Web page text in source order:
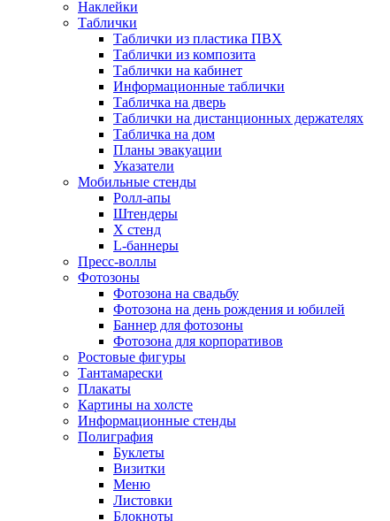
Наклейки
Таблички
Таблички из пластика ПВХ
Таблички из композита
Таблички на кабинет
Информационные таблички
Табличка на дверь
Таблички на дистанционных держателях
Табличка на дом
Планы эвакуации
Указатели
Мобильные стенды
Ролл-апы
Штендеры
Х стенд
L-баннеры
Пресс-воллы
Фотозоны
Фотозона на свадьбу
Фотозона на день рождения и юбилей
Баннер для фотозоны
Фотозона для корпоративов
Ростовые фигуры
Тантамарески
Плакаты
Картины на холсте
Информационные стенды
Полиграфия
Буклеты
Визитки
Меню
Листовки
Блокноты